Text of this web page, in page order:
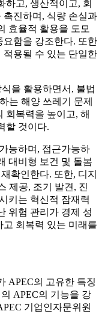
하고, 생산적이고, 회
촉진하며, 식량 손실과
효율적 활용을 도모
요함을 강조한다. 또한
적용될 수 있는 단일한
을 활용하면서, 불법
는 해양 쓰레기 문제
회복력을 높이고, 해
할 것이다.
능하며, 접근가능하
대비형 보건 및 돌봄
확인한다. 또한, 디지
제공, 조기 발견, 진
키는 혁신적 잠재력
위험 관리가 경제 성
회복력 있는 미래를
APEC의 고유한 특징
APEC의 기능을 강
기업인자문위원